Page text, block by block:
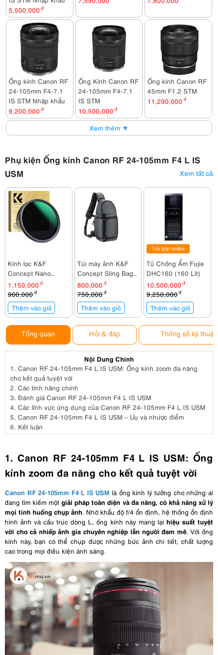
5,500,000 đ
Ống kính Canon RF
24-105mm F4-7.1
IS STM Nhập khẩu
9,200,000 đ
Ống Kính Canon RF
24-105mm F4-7.1
IS STM
10,500,000 đ
Ống kính Canon RF
45mm F1.2 STM
11,290,000 đ
Xem thêm ▼
Phụ kiện Ống kính Canon RF 24-105mm F4 L IS
USM
Xem tất cả
Kính lọc K&F
Concept Nano
Dazzle ND2-400 (
1-9 Stop ) 77mm
KF01.2362
1,150,000 đ
900,000đ
Thêm vào giỏ
Túi máy ảnh K&F
Concept Sling Bag
KF13.141V2
800,000 đ
750,000 đ
Thêm vào giỏ
Trả góp online
Tủ Chống Ẩm Fujie
DHC160 (160 Lít)
10,500,000 đ
9,250,000đ
Thêm vào giỏ
Tổng quan Hỏi & đáp Thông số kỹ thuật
Nội Dung Chính
1. Canon RF 24-105mm F4 L IS USM: Ống kính zoom đa năng
cho kết quả tuyệt vời
2. Các tính năng chính
3. Đánh giá Canon RF 24-105mm F4 L IS USM
4. Các lĩnh vực ứng dụng của Canon RF 24-105mm F4 L IS USM
5. Canon RF 24-105mm F4 L IS USM – Ưu và nhược điểm
6. Kết luận
1. Canon RF 24-105mm F4 L IS USM: Ống
kính zoom đa năng cho kết quả tuyệt vời
Canon RF 24-105mm F4 L IS USM là ống kính lý tưởng cho những ai
đang tìm kiếm mộtgiải pháp toàn diện và đa năng, có khả năng xử lý
mọi tình huống chụp ảnh. Nhờ khẩu độ f/4 ổn định, hệ thống ổn định
hình ảnh và cấu trúc dòng L, ống kính này mang lại hiệu suất tuyệt
vời cho cả nhiếp ảnh gia chuyên nghiệp lẫn người đam mê. Với ống
kính này, bạn có thể chụp được những bức ảnh chi tiết, chất lượng
cao trong mọi điều kiện ánh sáng.